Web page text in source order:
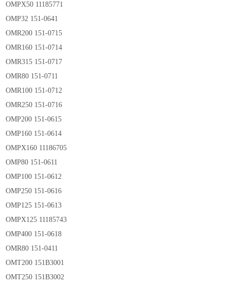
OMPX50 11185771
OMP32 151-0641
OMR200 151-0715
OMR160 151-0714
OMR315 151-0717
OMR80 151-0711
OMR100 151-0712
OMR250 151-0716
OMP200 151-0615
OMP160 151-0614
OMPX160 11186705
OMP80 151-0611
OMP100 151-0612
OMP250 151-0616
OMP125 151-0613
OMPX125 11185743
OMP400 151-0618
OMR80 151-0411
OMT200 151B3001
OMT250 151B3002